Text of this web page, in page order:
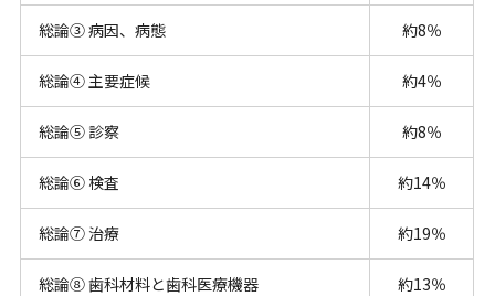
総論③ 病因、病態 約8％
総論④ 主要症候 約4％
総論⑤ 診察 約8％
総論⑥ 検査 約14％
総論⑦ 治療 約19％
総論⑧ 歯科材料と歯科医療機器 約13％